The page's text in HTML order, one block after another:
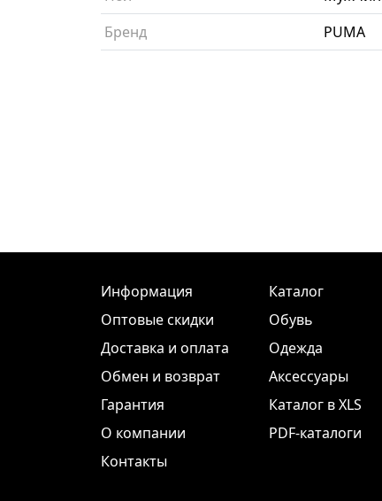
Бренд
PUMA
Информация
Оптовые скидки
Доставка и оплата
Обмен и возврат
Гарантия
О компании
Контакты
Каталог
Обувь
Одежда
Аксессуары
Каталог в XLS
PDF-каталоги